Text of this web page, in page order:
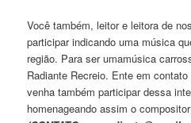
Você também, leitor e leitora de
participar indicando uma música
região. Para ser umamúsica
Radiante Recreio. Ente em
venha também participar dessa
homenageando assim o